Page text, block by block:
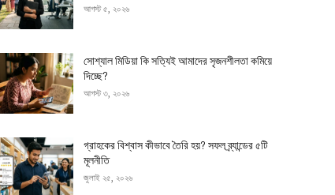
আগস্ট ৫, ২০২৬
সোশ্যাল মিডিয়া কি সত্যিই আমাদের সৃজনশীলতা কমিয়ে
দিচ্ছে?
আগস্ট ৩, ২০২৬
গ্রাহকের বিশ্বাস কীভাবে তৈরি হয়? সফল ব্র্যান্ডের ৫টি
মূলনীতি
জুলাই ২৫, ২০২৬